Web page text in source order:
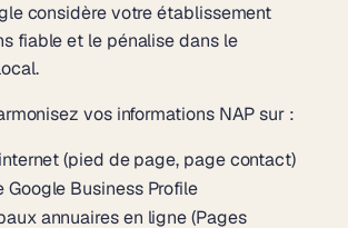
considère votre établissement
fiable et le pénalise dans le
vos informations NAP sur :
(pied de page, page contact)
Google Business Profile
annuaires en ligne (Pages